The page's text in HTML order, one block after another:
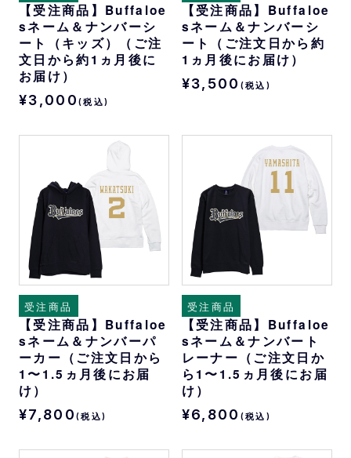
【受注商品】Buffaloe
sネーム＆ナンバーシ
ート（キッズ）（ご注
文日から約1ヵ月後に
お届け）
¥3,000 (税込)
【受注商品】Buffaloe
sネーム＆ナンバーシ
ート（ご注文日から約
1ヵ月後にお届け）
¥3,500 (税込)
受注商品
【受注商品】Buffaloe
sネーム＆ナンバーパ
ーカー（ご注文日から
1〜1.5ヵ月後にお届
け）
¥7,800 (税込)
受注商品
【受注商品】Buffaloe
sネーム＆ナンバート
レーナー（ご注文日か
ら1〜1.5ヵ月後にお届
け）
¥6,800 (税込)